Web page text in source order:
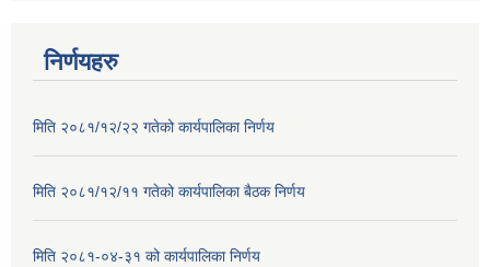
निर्णयहरु
मिति २०८१/१२/२२ गतेको कार्यपालिका निर्णय
मिति २०८१/१२/११ गतेको कार्यपालिका बैठक निर्णय
मिति २०८१-०४-३१ को कार्यपालिका निर्णय